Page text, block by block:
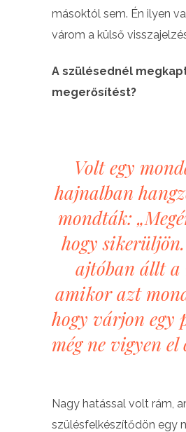
másoktól sem. Én ilyen
várom a külső
A szülésednél
megerősítést?
Volt egy
hajnalban
mondták:
hogy
ajtóban állt a
amikor azt
hogy várjon egy
még ne vigyen el
Nagy hatással volt rám,
szülésfelkészítődön egy